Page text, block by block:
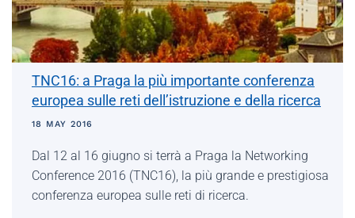
TNC16: a Praga la più importante conferenza
europea sulle reti dell’istruzione e della ricerca
18 MAY 2016
Dal 12 al 16 giugno si terrà a Praga la Networking
Conference 2016 (TNC16), la più grande e prestigiosa
conferenza europea sulle reti di ricerca.